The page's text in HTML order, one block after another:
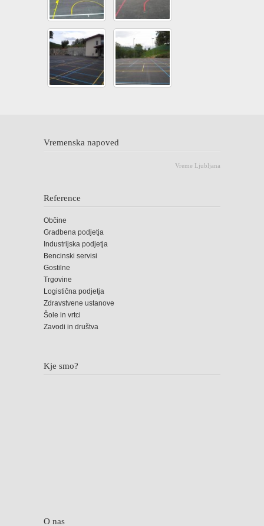
Vremenska napoved
Vreme Ljubljana
Reference
Občine
Gradbena podjetja
Industrijska podjetja
Bencinski servisi
Gostilne
Trgovine
Logistična podjetja
Zdravstvene ustanove
Šole in vrtci
Zavodi in društva
Kje smo?
O nas